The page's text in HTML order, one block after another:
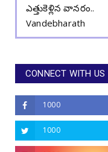
ఎత్తుకెళ్లిన వానరం..
Vandebharath
CONNECT WITH US
1000
1000